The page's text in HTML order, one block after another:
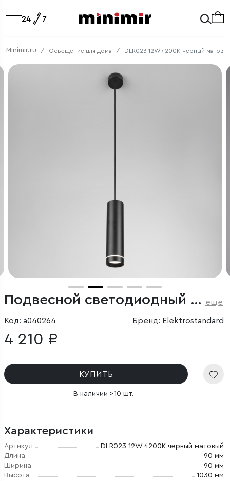
Minimir.ru Освещение для дома DLR023 12W 4200K черный
Подвесной светодиодный светильник еще
Код: a040264 Бренд: Elektrostandard
4 210 ₽
КУПИТЬ
В наличии >10 шт.
Характеристики
Артикул
DLR023 12W 4200K черный матовый
Длина
90 мм
Ширина
90 мм
Высота
1030 мм